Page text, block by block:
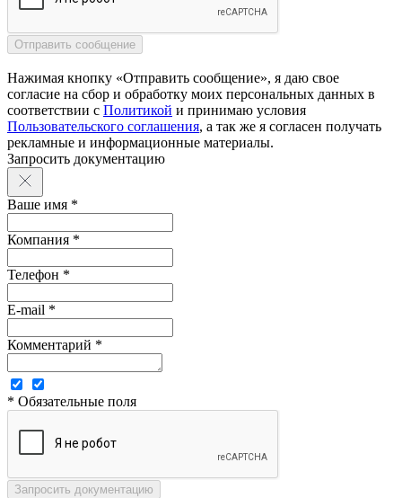
Нажимая кнопку «Отправить сообщение», я даю свое
согласие на сбор и обработку моих персональных данных в
соответствии с Политикой и принимаю условия
Пользовательского соглашения, а так же я согласен получать
рекламные и информационные материалы.
Запросить документацию
Ваше имя *
Компания *
Телефон *
E-mail *
Комментарий *
* Обязательные поля